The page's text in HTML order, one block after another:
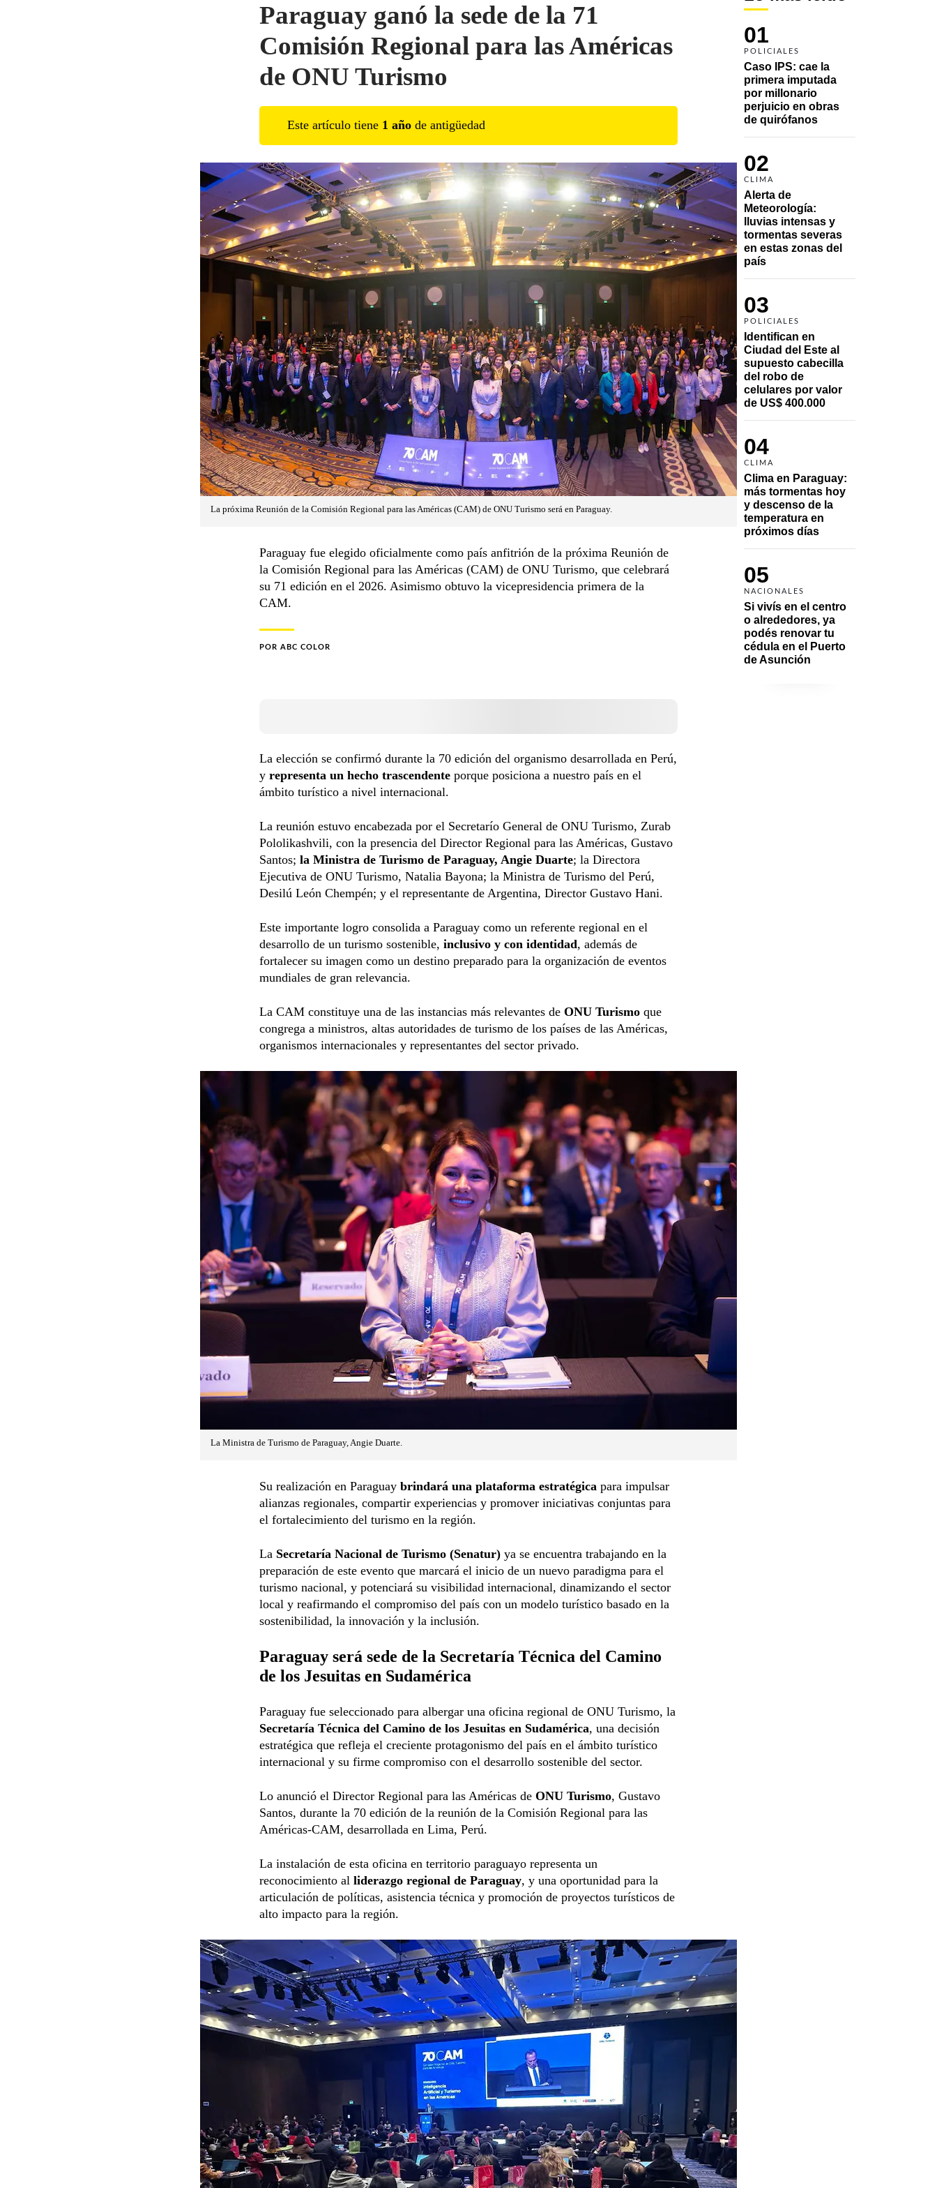
01
POLICIALES
Caso IPS: cae la
primera imputada
por millonario
perjuicio en obras
de quirófanos
02
CLIMA
Alerta de
Meteorología:
lluvias intensas y
tormentas severas
en estas zonas del
país
03
POLICIALES
Identifican en
Ciudad del Este al
supuesto cabecilla
del robo de
celulares por valor
de US$ 400.000
04
CLIMA
Clima en Paraguay:
más tormentas hoy
y descenso de la
temperatura en
próximos días
05
NACIONALES
Si vivís en el centro
o alrededores, ya
podés renovar tu
cédula en el Puerto
de Asunción
Paraguay ganó la sede de la 71
Comisión Regional para las Américas
de ONU Turismo
Este artículo tiene 1 año de antigüedad
La próxima Reunión de la Comisión Regional para las Américas (CAM) de ONU Turismo será en Paraguay.
Paraguay fue elegido oficialmente como país anfitrión de la próxima Reunión de
la Comisión Regional para las Américas (CAM) de ONU Turismo, que celebrará
su 71 edición en el 2026. Asimismo obtuvo la vicepresidencia primera de la
CAM.
POR ABC COLOR
La elección se confirmó durante la 70 edición del organismo desarrollada en Perú,
y representa un hecho trascendente porque posiciona a nuestro país en el
ámbito turístico a nivel internacional.
La reunión estuvo encabezada por el Secretarío General de ONU Turismo, Zurab
Pololikashvili, con la presencia del Director Regional para las Américas, Gustavo
Santos; la Ministra de Turismo de Paraguay, Angie Duarte; la Directora
Ejecutiva de ONU Turismo, Natalia Bayona; la Ministra de Turismo del Perú,
Desilú León Chempén; y el representante de Argentina, Director Gustavo Hani.
Este importante logro consolida a Paraguay como un referente regional en el
desarrollo de un turismo sostenible, inclusivo y con identidad, además de
fortalecer su imagen como un destino preparado para la organización de eventos
mundiales de gran relevancia.
La CAM constituye una de las instancias más relevantes de ONU Turismo que
congrega a ministros, altas autoridades de turismo de los países de las Américas,
organismos internacionales y representantes del sector privado.
La Ministra de Turismo de Paraguay, Angie Duarte.
Su realización en Paraguay brindará una plataforma estratégica para impulsar
alianzas regionales, compartir experiencias y promover iniciativas conjuntas para
el fortalecimiento del turismo en la región.
La Secretaría Nacional de Turismo (Senatur) ya se encuentra trabajando en la
preparación de este evento que marcará el inicio de un nuevo paradigma para el
turismo nacional, y potenciará su visibilidad internacional, dinamizando el sector
local y reafirmando el compromiso del país con un modelo turístico basado en la
sostenibilidad, la innovación y la inclusión.
Paraguay será sede de la Secretaría Técnica del Camino
de los Jesuitas en Sudamérica
Paraguay fue seleccionado para albergar una oficina regional de ONU Turismo, la
Secretaría Técnica del Camino de los Jesuitas en Sudamérica, una decisión
estratégica que refleja el creciente protagonismo del país en el ámbito turístico
internacional y su firme compromiso con el desarrollo sostenible del sector.
Lo anunció el Director Regional para las Américas de ONU Turismo, Gustavo
Santos, durante la 70 edición de la reunión de la Comisión Regional para las
Américas-CAM, desarrollada en Lima, Perú.
La instalación de esta oficina en territorio paraguayo representa un
reconocimiento al liderazgo regional de Paraguay, y una oportunidad para la
articulación de políticas, asistencia técnica y promoción de proyectos turísticos de
alto impacto para la región.